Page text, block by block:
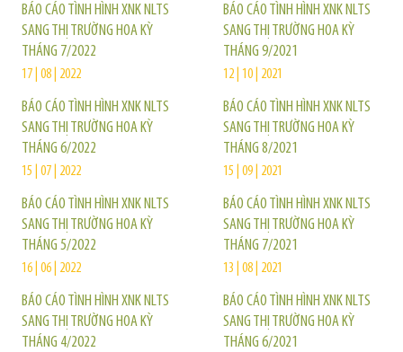
BÁO CÁO TÌNH HÌNH XNK NLTS
SANG THỊ TRƯỜNG HOA KỲ
THÁNG 7/2022
17 | 08 | 2022
BÁO CÁO TÌNH HÌNH XNK NLTS
SANG THỊ TRƯỜNG HOA KỲ
THÁNG 6/2022
15 | 07 | 2022
BÁO CÁO TÌNH HÌNH XNK NLTS
SANG THỊ TRƯỜNG HOA KỲ
THÁNG 5/2022
16 | 06 | 2022
BÁO CÁO TÌNH HÌNH XNK NLTS
SANG THỊ TRƯỜNG HOA KỲ
THÁNG 4/2022
BÁO CÁO TÌNH HÌNH XNK NLTS
SANG THỊ TRƯỜNG HOA KỲ
THÁNG 9/2021
12 | 10 | 2021
BÁO CÁO TÌNH HÌNH XNK NLTS
SANG THỊ TRƯỜNG HOA KỲ
THÁNG 8/2021
15 | 09 | 2021
BÁO CÁO TÌNH HÌNH XNK NLTS
SANG THỊ TRƯỜNG HOA KỲ
THÁNG 7/2021
13 | 08 | 2021
BÁO CÁO TÌNH HÌNH XNK NLTS
SANG THỊ TRƯỜNG HOA KỲ
THÁNG 6/2021